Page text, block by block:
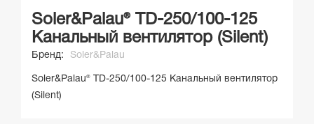
Soler&Palau® TD-250/100-125
Канальный вентилятор (Silent)
Бренд: Soler&Palau
Soler&Palau® TD-250/100-125 Канальный вентилятор
(Silent)